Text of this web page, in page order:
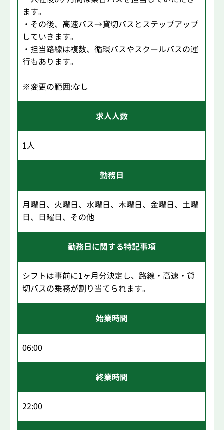
ます。
・その後、高速バス→貸切バスとステップアップ
していきます。
・担当路線は複数、循環バスやスクールバスの運
行もあります。
※変更の範囲:なし
求人人数
1人
勤務日
月曜日、火曜日、水曜日、木曜日、金曜日、土曜
日、日曜日、その他
勤務日に関する特記事項
シフトは事前に1ヶ月分決定し、路線・高速・貸
切バスの乗務が割り当てられます。
始業時間
06:00
終業時間
22:00